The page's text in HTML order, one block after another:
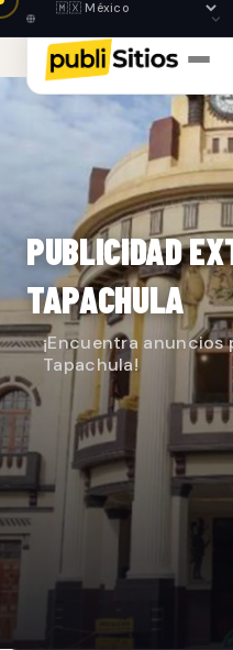
PUBLICIDAD
TAPACHULA
¡Encuentra
Tapachula!